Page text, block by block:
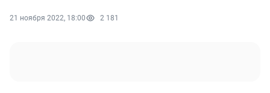
21 ноября 2022, 18:00 2 181